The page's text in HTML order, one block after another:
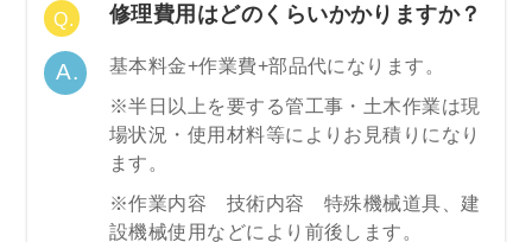
修理費用はどのくらいかかりますか？
基本料金+作業費+部品代になります。
※半日以上を要する管工事・土木作業は現
場状況・使用材料等によりお見積りになり
ます。
※作業内容 技術内容 特殊機械道具、建
設機械使用などにより前後します。